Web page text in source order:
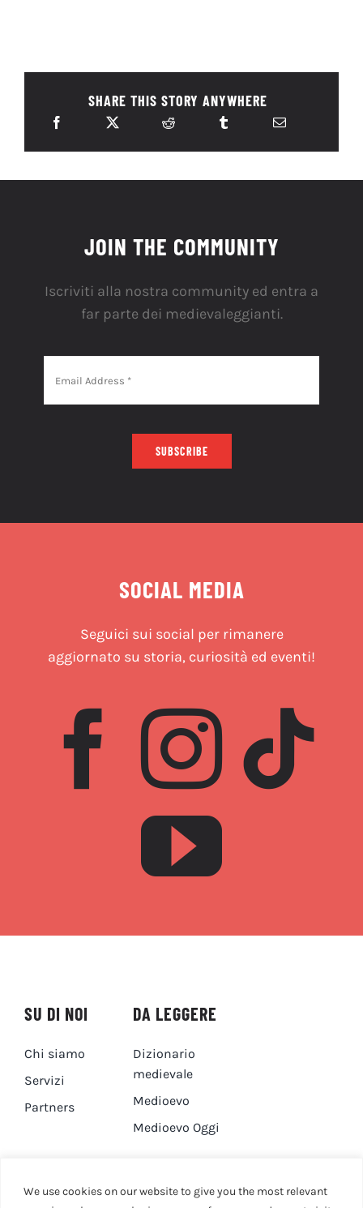
We use cookies on our website to give you the most relevant
SHARE THIS STORY ANYWHERE
JOIN THE COMMUNITY
Iscriviti alla nostra community ed entra a
far parte dei medievaleggianti.
SUBSCRIBE
SOCIAL MEDIA
Seguici sui social per rimanere
aggiornato su storia, curiosità ed eventi!
SU DI NOI
Chi siamo
Servizi
Partners
DA LEGGERE
Dizionario
medievale
Medioevo
Medioevo Oggi
DA GUARDARE CONTATTI